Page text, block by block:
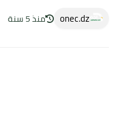
onec.dz منذ 5 سنة